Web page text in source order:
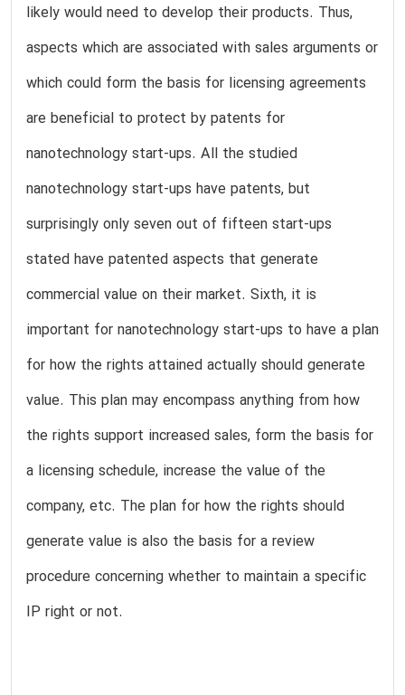
likely would need to develop their products. Thus,
aspects which are associated with sales arguments or
which could form the basis for licensing agreements
are beneficial to protect by patents for
nanotechnology start-ups. All the studied
nanotechnology start-ups have patents, but
surprisingly only seven out of fifteen start-ups
stated have patented aspects that generate
commercial value on their market. Sixth, it is
important for nanotechnology start-ups to have a plan
for how the rights attained actually should generate
value. This plan may encompass anything from how
the rights support increased sales, form the basis for
a licensing schedule, increase the value of the
company, etc. The plan for how the rights should
generate value is also the basis for a review
procedure concerning whether to maintain a specific
IP right or not.